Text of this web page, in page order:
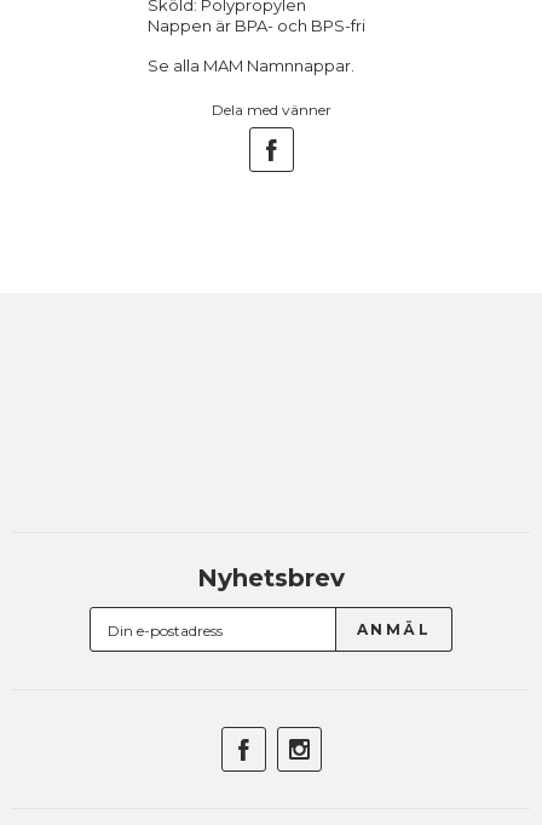
Sköld: Polypropylen
Nappen är BPA- och BPS-fri
Se alla MAM Namnnappar.
Dela med vänner
Nyhetsbrev